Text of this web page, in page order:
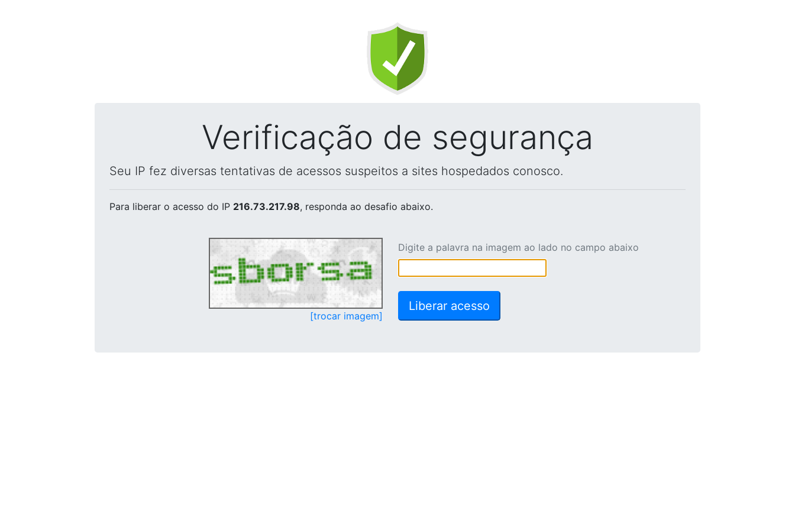
Verificação de segurança
Seu IP fez diversas tentativas de acessos suspeitos a sites hospedados conosco.
Para liberar o acesso do IP 216.73.217.98, responda ao desafio abaixo.
[trocar imagem]
Digite a palavra na imagem ao lado no campo abaixo